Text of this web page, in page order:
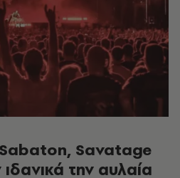
Savatage
την αυλαία